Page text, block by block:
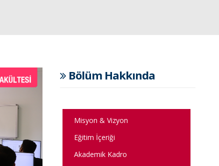
Bölüm Hakkında
Misyon & Vizyon
Eğitim İçeriği
Akademik Kadro